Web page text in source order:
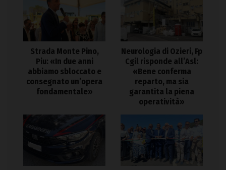
Strada Monte Pino,
Piu: «In due anni
abbiamo sbloccato e
consegnato un’opera
fondamentale»
Neurologia di Ozieri, Fp
Cgil risponde all’Asl:
«Bene conferma
reparto, ma sia
garantita la piena
operatività»